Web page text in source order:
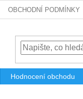
OBCHODNÍ PODMÍNKY
Hodnocení obchodu